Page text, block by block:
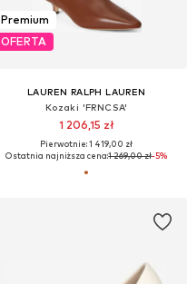
Premium
OFERTA
LAUREN RALPH LAUREN
Kozaki 'FRNCSA'
1 206,15 zł
Pierwotnie: 1 419,00 zł
Ostatnia najniższa cena:1 269,00 zł-5%